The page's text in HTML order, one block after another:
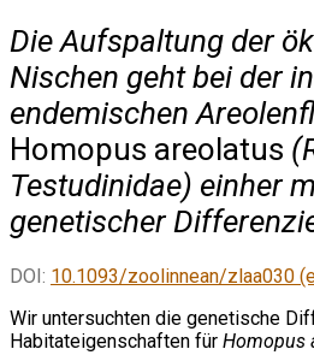
Die Aufspaltung der
Nischen geht bei der
endemischen
Homopus areolatus
Testudinidae) einher
genetischer
DOI: 10.1093/zoolinnean/zlaa030
Wir untersuchten die genetische
Habitateigenschaften für Homopus